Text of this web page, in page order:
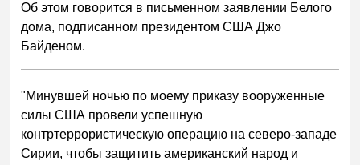
Об этом говорится в письменном заявлении Белого
дома, подписанном президентом США Джо
Байденом.
"Минувшей ночью по моему приказу вооруженные
силы США провели успешную
контртеррористическую операцию на северо-западе
Сирии, чтобы защитить американский народ и